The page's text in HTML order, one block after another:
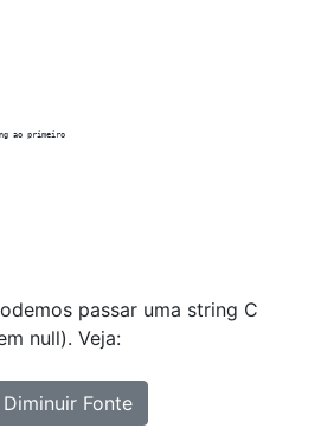
ao primeiro
passar uma string C
null). Veja:
Diminuir Fonte